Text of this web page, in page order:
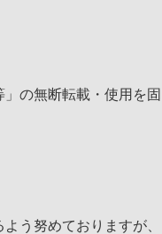
の無断転載・使用を固
う努めておりますが、